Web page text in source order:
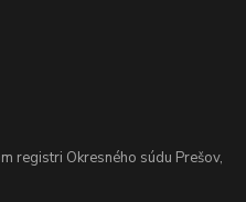
registri Okresného súdu Prešov,